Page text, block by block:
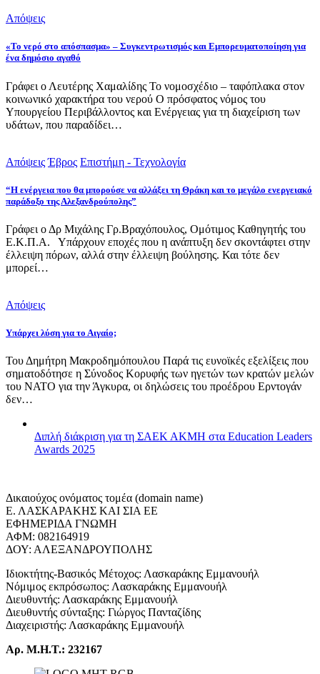
Απόψεις
«Το νερό στο απόσπασμα» – Συγκεντρωτισμός και Εμπορευματοποίηση για
ένα δημόσιο αγαθό
Γράφει ο Λευτέρης Χαμαλίδης Το νομοσχέδιο – ταφόπλακα στον
κοινωνικό χαρακτήρα του νερού Ο πρόσφατος νόμος του
Υπουργείου Περιβάλλοντος και Ενέργειας για τη διαχείριση των
υδάτων, που παραδίδει…
Απόψεις Έβρος Επιστήμη - Τεχνολογία
“Η ενέργεια που θα μπορούσε να αλλάξει τη Θράκη και το μεγάλο ενεργειακό
παράδοξο της Αλεξανδρούπολης”
Γράφει ο Δρ Μιχάλης Γρ.Βραχόπουλος, Ομότιμος Καθηγητής του
Ε.Κ.Π.Α. Υπάρχουν εποχές που η ανάπτυξη δεν σκοντάφτει στην
έλλειψη πόρων, αλλά στην έλλειψη βούλησης. Και τότε δεν
μπορεί…
Απόψεις
Υπάρχει λύση για το Αιγαίο;
Του Δημήτρη Μακροδημόπουλου Παρά τις ευνοϊκές εξελίξεις που
σηματοδότησε η Σύνοδος Κορυφής των ηγετών των κρατών μελών
του ΝΑΤΟ για την Άγκυρα, οι δηλώσεις του προέδρου Ερντογάν
δεν…
Διπλή διάκριση για τη ΣΑΕΚ ΑΚΜΗ στα Education Leaders
Awards 2025
Δικαιούχος ονόματος τομέα (domain name)
Ε. ΛΑΣΚΑΡΑΚΗΣ ΚΑΙ ΣΙΑ ΕΕ
ΕΦΗΜΕΡΙΔΑ ΓΝΩΜΗ
ΑΦΜ: 082164919
ΔΟΥ: ΑΛΕΞΑΝΔΡΟΥΠΟΛΗΣ
Ιδιοκτήτης-Βασικός Μέτοχος: Λασκαράκης Εμμανουήλ
Νόμιμος εκπρόσωπος: Λασκαράκης Εμμανουήλ
Διευθυντής: Λασκαράκης Εμμανουήλ
Διευθυντής σύνταξης: Γιώργος Πανταζίδης
Διαχειριστής: Λασκαράκης Εμμανουήλ
Αρ. Μ.Η.Τ.: 232167